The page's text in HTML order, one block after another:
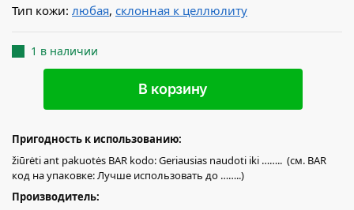
Тип кожи: любая, склонная к целлюлиту
1 в наличии
В корзину
Пригодность к использованию:
žiūrėti ant pakuotės BAR kodo: Geriausias naudoti iki …….. (см. BAR
код на упаковке: Лучше использовать до ……..)
Производитель: